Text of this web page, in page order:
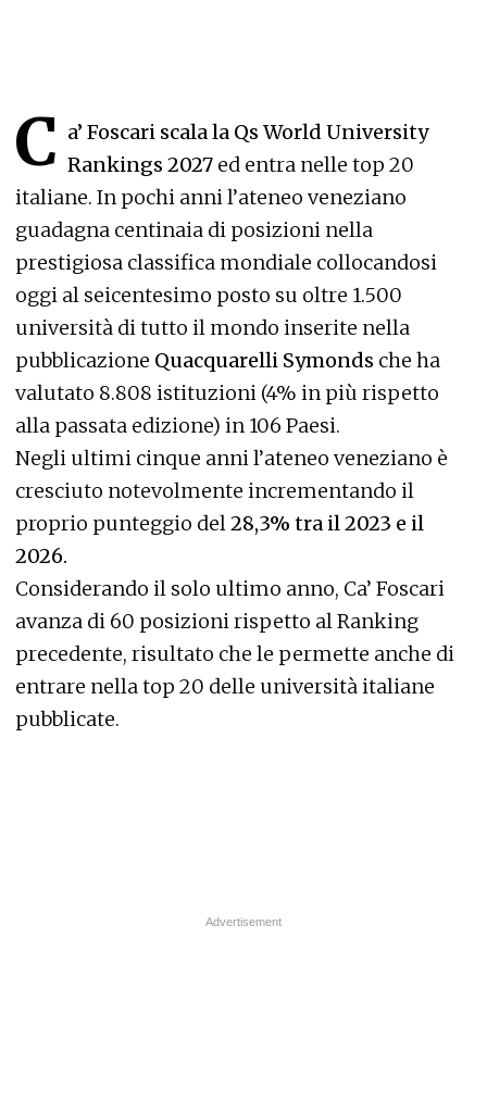
C a’ Foscari scala la Qs World University
Rankings 2027 ed entra nelle top 20
italiane. In pochi anni l’ateneo veneziano
guadagna centinaia di posizioni nella
prestigiosa classifica mondiale collocandosi
oggi al seicentesimo posto su oltre 1.500
università di tutto il mondo inserite nella
pubblicazione Quacquarelli Symonds che ha
valutato 8.808 istituzioni (4% in più rispetto
alla passata edizione) in 106 Paesi.
Negli ultimi cinque anni l’ateneo veneziano è
cresciuto notevolmente incrementando il
proprio punteggio del 28,3% tra il 2023 e il
2026.
Considerando il solo ultimo anno, Ca’ Foscari
avanza di 60 posizioni rispetto al Ranking
precedente, risultato che le permette anche di
entrare nella top 20 delle università italiane
pubblicate.